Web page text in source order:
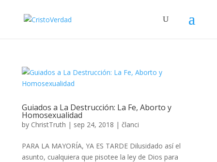
Guiados a La Destrucción: La Fe, Aborto y
Homosexualidad
by ChristTruth | sep 24, 2018 | članci
PARA LA MAYORÍA, YA ES TARDE Dilusidado así el
asunto, cualquiera que pisotee la ley de Dios para